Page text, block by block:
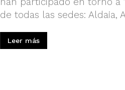
de todas las sedes: Aldaia,
Leer más